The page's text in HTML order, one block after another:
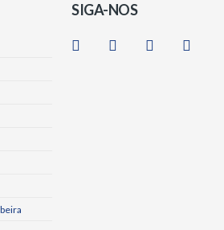
SIGA-NOS